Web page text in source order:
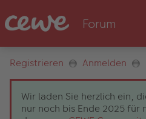
Registrieren Anmelden
Wir laden Sie herzlich ein,
nur noch bis Ende 2025 für